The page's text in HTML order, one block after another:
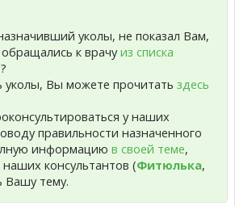
уколы, не показал Вам,
к врачуиз списка
?
уколы, Вы можете прочитать здесь
у наших
правильности назначенного
информацию в своей теме,
консультантов (Фитюлька,
Вашу тему.